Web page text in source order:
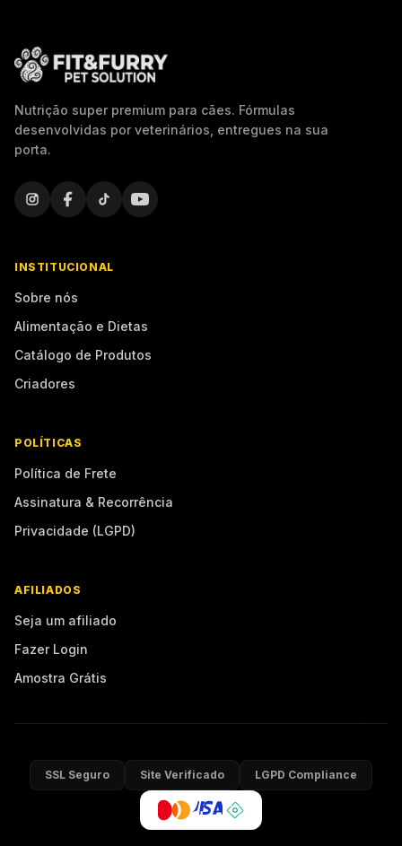
Nutrição super premium para cães. Fórmulas
desenvolvidas por veterinários, entregues na sua
porta.
INSTITUCIONAL
Sobre nós
Alimentação e Dietas
Catálogo de Produtos
Criadores
POLÍTICAS
Política de Frete
Assinatura & Recorrência
Privacidade (LGPD)
AFILIADOS
Seja um afiliado
Fazer Login
Amostra Grátis
SSL Seguro Site Verificado LGPD Compliance